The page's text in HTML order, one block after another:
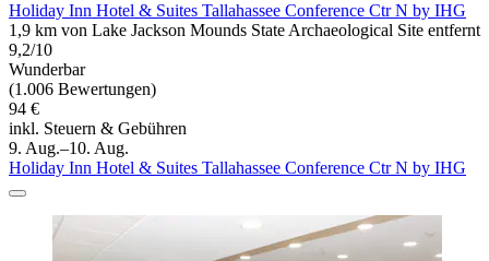
Holiday Inn Hotel & Suites Tallahassee Conference Ctr N by IHG
1,9 km von Lake Jackson Mounds State Archaeological Site entfernt
9,2/10
Wunderbar
(1.006 Bewertungen)
94 €
inkl. Steuern & Gebühren
9. Aug.–10. Aug.
Holiday Inn Hotel & Suites Tallahassee Conference Ctr N by IHG